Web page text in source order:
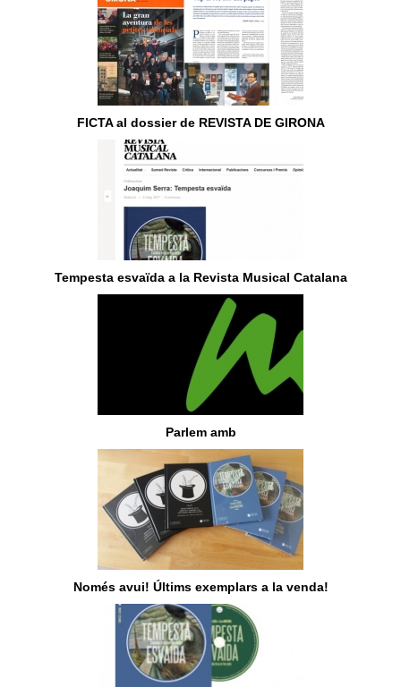
FICTA al dossier de REVISTA DE GIRONA
Tempesta esvaïda a la Revista Musical Catalana
Parlem amb
Només avui! Últims exemplars a la venda!